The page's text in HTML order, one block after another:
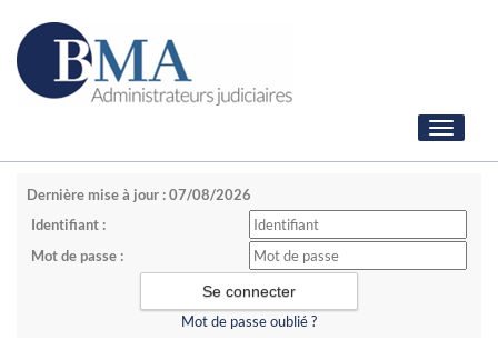
Toggle
Dernière mise à jour : 07/08/2026
Identifiant :
Mot de passe :
Mot de passe oublié ?